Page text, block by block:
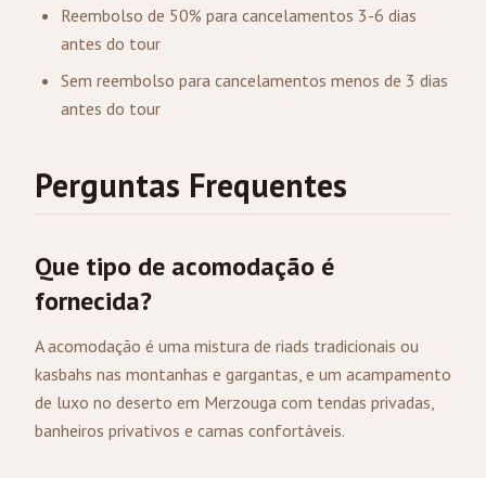
Reembolso de 50% para cancelamentos 3-6 dias
antes do tour
Sem reembolso para cancelamentos menos de 3 dias
antes do tour
Perguntas Frequentes
Que tipo de acomodação é
fornecida?
A acomodação é uma mistura de riads tradicionais ou
kasbahs nas montanhas e gargantas, e um acampamento
de luxo no deserto em Merzouga com tendas privadas,
banheiros privativos e camas confortáveis.